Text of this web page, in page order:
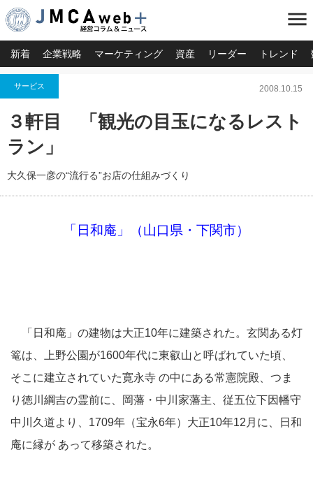
menu
新着 企業戦略 マーケティング 資産 リーダー トレンド
サービス 2008.10.15
３軒目 「観光の目玉になるレスト
ラン」
大久保一彦の“流行る”お店の仕組みづくり
「日和庵」（山口県・下関市）
「日和庵」の建物は大正10年に建築された。玄関ある灯
篭は、上野公園が1600年代に東叡山と呼ばれていた頃、
そこに建立されていた寛永寺 の中にある常憲院殿、つま
り徳川綱吉の霊前に、岡藩・中川家藩主、従五位下因幡守
中川久道より、1709年（宝永6年）大正10年12月に、日和
庵に縁が あって移築された。